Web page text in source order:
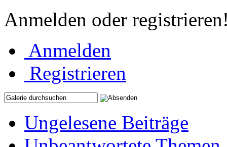
Anmelden oder
Anmelden
Registrieren
Ungelesene Beiträge